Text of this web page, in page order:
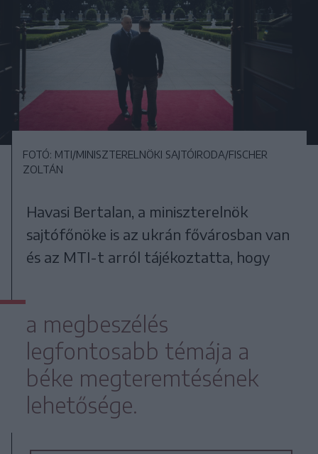
FOTÓ: MTI/MINISZTERELNÖKI SAJTÓIRODA/FISCHER
ZOLTÁN
Havasi Bertalan, a miniszterelnök
sajtófőnöke is az ukrán fővárosban van
és az MTI-t arról tájékoztatta, hogy
a megbeszélés
legfontosabb témája a
béke megteremtésének
lehetősége.